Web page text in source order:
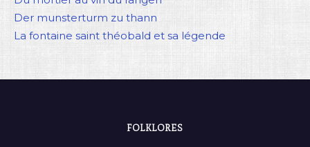
Der munsterturm zu thann
La fontaine saint théobald et sa légende
FOLKLORES